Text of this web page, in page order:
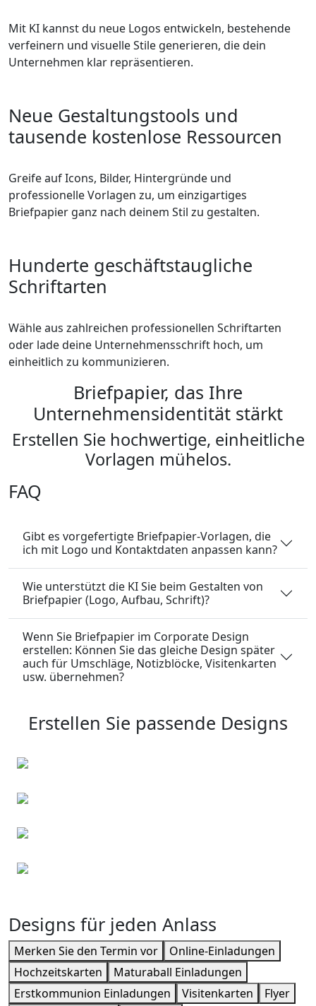
Mit KI kannst du neue Logos entwickeln, bestehende
verfeinern und visuelle Stile generieren, die dein
Unternehmen klar repräsentieren.
Neue Gestaltungstools und
tausende kostenlose Ressourcen
Greife auf Icons, Bilder, Hintergründe und
professionelle Vorlagen zu, um einzigartiges
Briefpapier ganz nach deinem Stil zu gestalten.
Hunderte geschäftstaugliche
Schriftarten
Wähle aus zahlreichen professionellen Schriftarten
oder lade deine Unternehmensschrift hoch, um
einheitlich zu kommunizieren.
Briefpapier, das Ihre
Unternehmensidentität stärkt
Erstellen Sie hochwertige, einheitliche
Vorlagen mühelos.
FAQ
Gibt es vorgefertigte Briefpapier-Vorlagen, die
ich mit Logo und Kontaktdaten anpassen kann?
Wie unterstützt die KI Sie beim Gestalten von
Briefpapier (Logo, Aufbau, Schrift)?
Wenn Sie Briefpapier im Corporate Design
erstellen: Können Sie das gleiche Design später
auch für Umschläge, Notizblöcke, Visitenkarten
usw. übernehmen?
Erstellen Sie passende Designs
Designs für jeden Anlass
Merken Sie den Termin vor
Online-Einladungen
Hochzeitskarten
Maturaball Einladungen
Erstkommunion Einladungen
Visitenkarten
Flyer